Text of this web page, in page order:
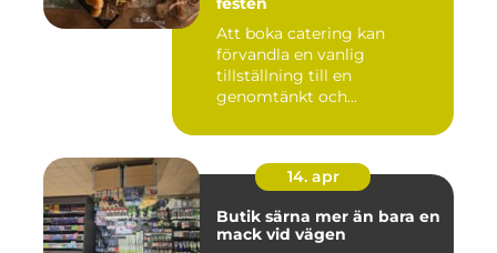
Att boka catering kan
förvandla en vanlig
tillställning till en
genomtänkt och
14. apr
Butik särna mer än bara en
mack vid vägen